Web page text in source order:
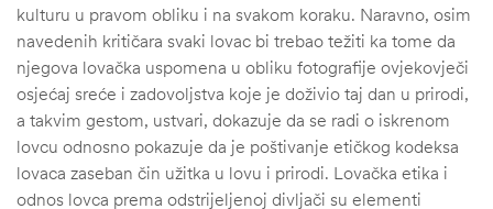
kulturu u pravom obliku i na svakom koraku. Naravno, osim
navedenih kritičara svaki lovac bi trebao težiti ka tome da
njegova lovačka uspomena u obliku fotografije ovjekovječi
osjećaj sreće i zadovoljstva koje je doživio taj dan u prirodi,
a takvim gestom, ustvari, dokazuje da se radi o iskrenom
lovcu odnosno pokazuje da je poštivanje etičkog kodeksa
lovaca zaseban čin užitka u lovu i prirodi. Lovačka etika i
odnos lovca prema odstrijeljenoj divljači su elementi